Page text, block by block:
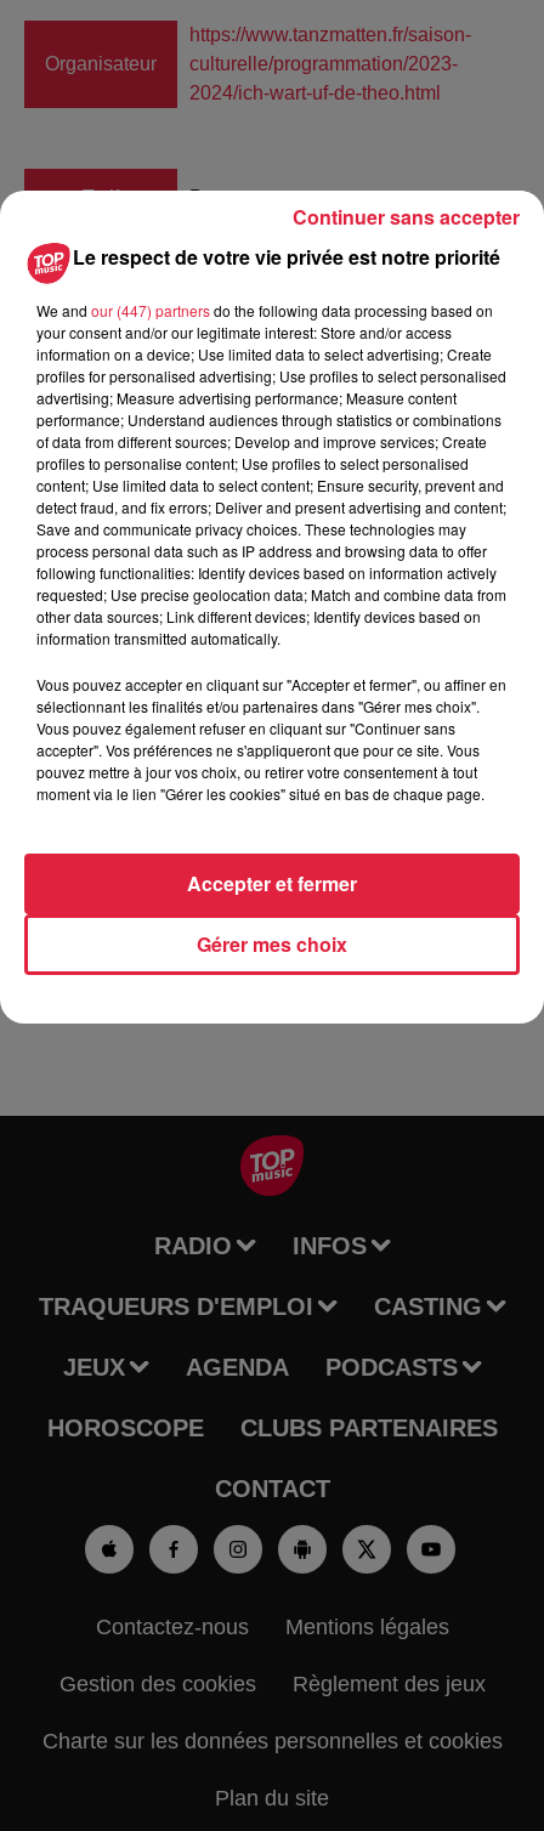
Organisateur
https://www.tanzmatten.fr/saison-
culturelle/programmation/2023-
2024/ich-wart-uf-de-theo.html
Tarif Payant
SEPP, HÉROS DE NOTRE TEMPS
Genre :Théâtre en alsacien surtitré
Sepp, vieil homme pétri de souvenirs, déroule sa vie sur un
parking de supermarché un soir de novembre. Il attend
vainement son neveu en convoquant les moments forts de
son passé : amour, désir de paternité contrarié, guerre
d’Algérie, secrets, regrets et rancunes défilent comme autant
de traces laissées sur le chemin sinueux de son existence.
En attendant Théo, en clin d’oeil humoristique à une oeuvre
célèbre, clôture une trilogie théâtrale écrite par Pierre Kretz,
Francis Freyburger et Olivier Chapelet. Trois oeuvres, trois
interprétés par le même comédien Francis Freyburger, acteur
au cinéma et à la télévision (Les Alsaciens, Les deux
Mathilde).
Pour apporter visuellement poésie et profondeur, le peintre
scénographique jouant sur les apparitions et les disparitions,
le personnage dialogue avec ses représentations imaginaires
et nous ouvre les portes de son intimité.
RADIO INFOS
TRAQUEURS D'EMPLOI CASTING
JEUX AGENDA PODCASTS
HOROSCOPE CLUBS PARTENAIRES
CONTACT
Contactez-nous Mentions légales
Gestion des cookies Règlement des jeux
Charte sur les données personnelles et cookies
Plan du site
Le respect de votre vie privée est notre priorité
We and our (447) partnersdo the following data processing based on
your consent and/or our legitimate interest: Store and/or access
information on a device; Use limited data to select advertising; Create
profiles for personalised advertising; Use profiles to select personalised
advertising; Measure advertising performance; Measure content
performance; Understand audiences through statistics or combinations
of data from different sources; Develop and improve services; Create
profiles to personalise content; Use profiles to select personalised
content; Use limited data to select content; Ensure security, prevent and
detect fraud, and fix errors; Deliver and present advertising and content;
Save and communicate privacy choices. These technologies may
process personal data such as IP address and browsing data to offer
following functionalities: Identify devices based on information actively
requested; Use precise geolocation data; Match and combine data from
other data sources; Link different devices; Identify devices based on
information transmitted automatically.
Vous pouvez accepter en cliquant sur "Accepter et fermer", ou affiner en
sélectionnant les finalités et/ou partenaires dans "Gérer mes choix".
Vous pouvez également refuser en cliquant sur "Continuer sans
accepter". Vos préférences ne s'appliqueront que pour ce site. Vous
pouvez mettre à jour vos choix, ou retirer votre consentement à tout
moment via le lien "Gérer les cookies" situé en bas de chaque page.
Gérer mes choix
Accepter et fermer
Continuer sans accepter